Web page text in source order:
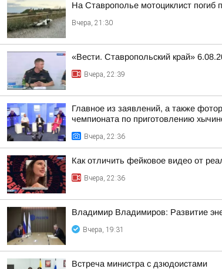
На Ставрополье мотоциклист погиб
Вчера, 21:30
«Вести. Ставропольский край»
Вчера, 22:39
Главное из заявлений, а также
чемпионата по приготовлению
Вчера, 22:36
Как отличить фейковое видео от
Вчера, 22:36
Владимир Владимиров: Развитие
Вчера, 19:31
Встреча министра с дзюдоистами